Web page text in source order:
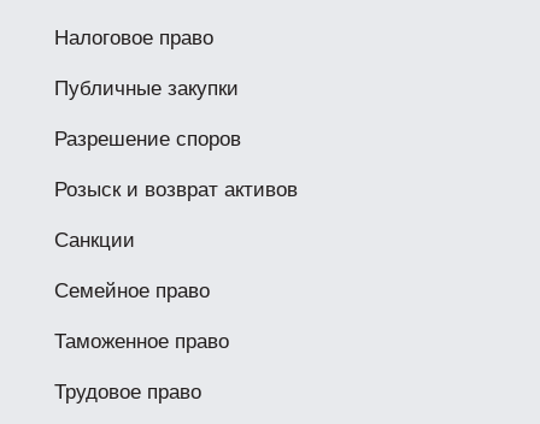
Налоговое право
Публичные закупки
Разрешение споров
Розыск и возврат активов
Санкции
Семейное право
Таможенное право
Трудовое право